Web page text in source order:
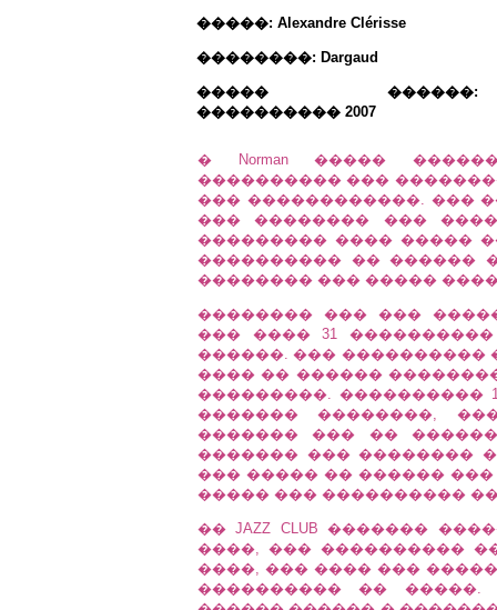
�����: Alexandre Clérisse
��������: Dargaud
����� ������:
���������� 2007
� Norman �����
���������� ��� ��������
��� ������������. ���
��� �������� ���
��������� ���� �����
���������� �� ������
�������� ��� �����
�������� ��� ���
��� ���� 31
������. ��� ����������
���� �� ������
���������. ����������
������� ��������,
������� ��� ��
������� ��� ��������
��� ����� �� ������ ���
����� ��� ����������
�� JAZZ CLUB �������
����, ��� ����������
����, ��� ���� ���
���������� ��